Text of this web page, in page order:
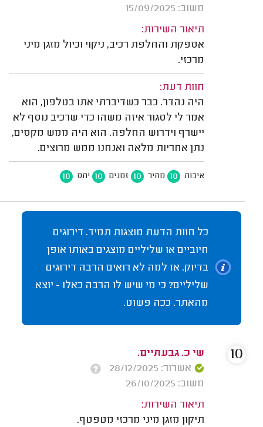
משוב: 15/09/2025
תיאור השירות:
אספקת והחלפת רכיב, ניקוי וכיול מזגן מיני
מרכזי.
חוות דעת:
היה נהדר. כבר כשדיברתי אתו בטלפון, הוא
אמר לי לסגור איזה משהו כדי שרכיב נוסף לא
יישרף וידרוש החלפה. הוא היה ממש מקסים,
נתן אחריות מלאה ואנחנו ממש מרוצים.
איכות 10 מחיר 10 זמנים 10 יחס 10
כל חוות הדעת מוצגות תמיד. דירוגים
חיוביים או שליליים מוצגים באותו אופן
בדיוק. אז למה לא רואים הרבה דירוגים
שליליים? כי מי שיש לו הרבה כאלו - יוצא
מהאתר. ככה פשוט.
שי כ. גבעתיים.
אשרור: 28/12/2025
משוב: 26/10/2025
תיאור השירות:
תיקון מזגן מיני מרכזי מטפטף.
10